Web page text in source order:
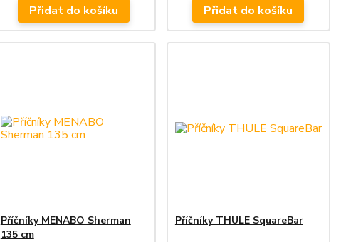
Přidat do košíku Přidat do košíku
Příčníky MENABO Sherman
135 cm
Příčníky THULE SquareBar